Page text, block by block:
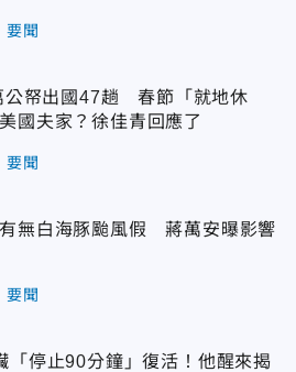
要聞
公帑出國47趟 春節「就地休
國夫家？徐佳青回應了
要聞
無白海豚颱風假 蔣萬安曝影響
要聞
「停止90分鐘」復活！他醒來揭